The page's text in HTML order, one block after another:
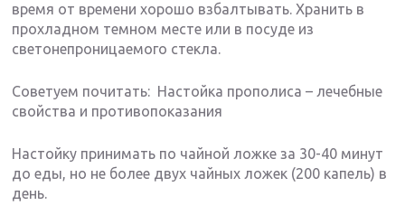
время от времени хорошо взбалтывать. Хранить в
прохладном темном месте или в посуде из
светонепроницаемого стекла.
Советуем почитать: Настойка прополиса – лечебные
свойства и противопоказания
Настойку принимать по чайной ложке за 30-40 минут
до еды, но не более двух чайных ложек (200 капель) в
день.